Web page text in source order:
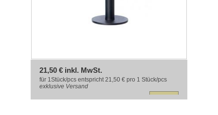
21,50 € inkl. MwSt.
für 1Stück/pcs entspricht 21,50 € pro 1 Stück/pcs
exklusive Versand